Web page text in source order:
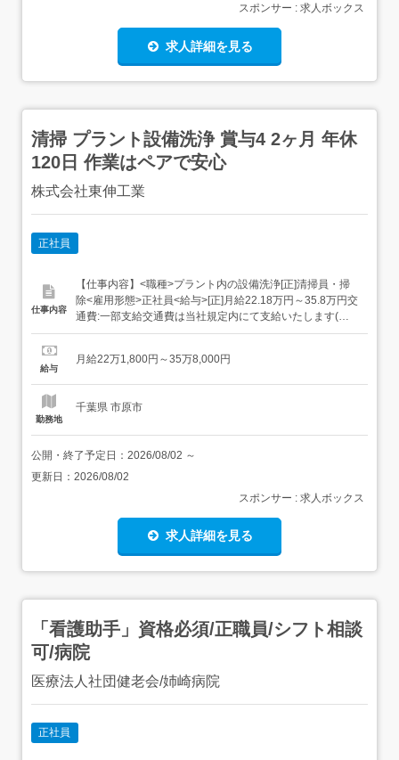
スポンサー : 求人ボックス
求人詳細を見る
清掃 プラント設備洗浄 賞与4 2ヶ月 年休
120日 作業はペアで安心
株式会社東伸工業
正社員
仕事内容
【仕事内容】<職種>プラント内の設備洗浄[正]清掃員・掃
除<雇用形態>正社員<給与>[正]月給22.18万円～35.8万円交
通費:一部支給交通費は当社規定内にて支給いたします(上
限31,500円/月)昇給あり賞与あり(前年度実績4.2ヶ月分)家
まで:1,000円 試用期間3ヶ月あり 月給:...
給与
月給22万1,800円～35万8,000円
勤務地
千葉県 市原市
公開・終了予定日： 2026/08/02 ～
更新日： 2026/08/02
スポンサー : 求人ボックス
求人詳細を見る
「看護助手」資格必須/正職員/シフト相談
可/病院
医療法人社団健老会/姉崎病院
正社員